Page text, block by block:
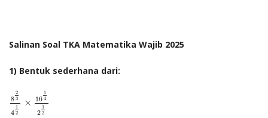
Salinan Soal TKA Matematika Wajib 2025
1) Bentuk sederhana dari:
8
2
3
4
1
2
× 16
1
4
2
1
2
2 2×